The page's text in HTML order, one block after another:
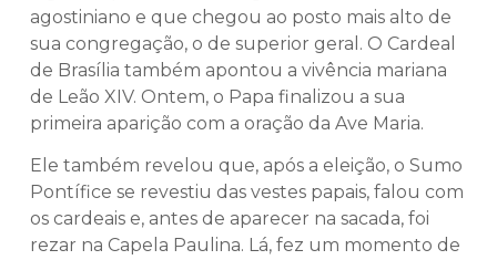
agostiniano e que chegou ao posto mais alto de
sua congregação, o de superior geral. O Cardeal
de Brasília também apontou a vivência mariana
de Leão XIV. Ontem, o Papa finalizou a sua
primeira aparição com a oração da Ave Maria.
Ele também revelou que, após a eleição, o Sumo
Pontífice se revestiu das vestes papais, falou com
os cardeais e, antes de aparecer na sacada, foi
rezar na Capela Paulina. Lá, fez um momento de